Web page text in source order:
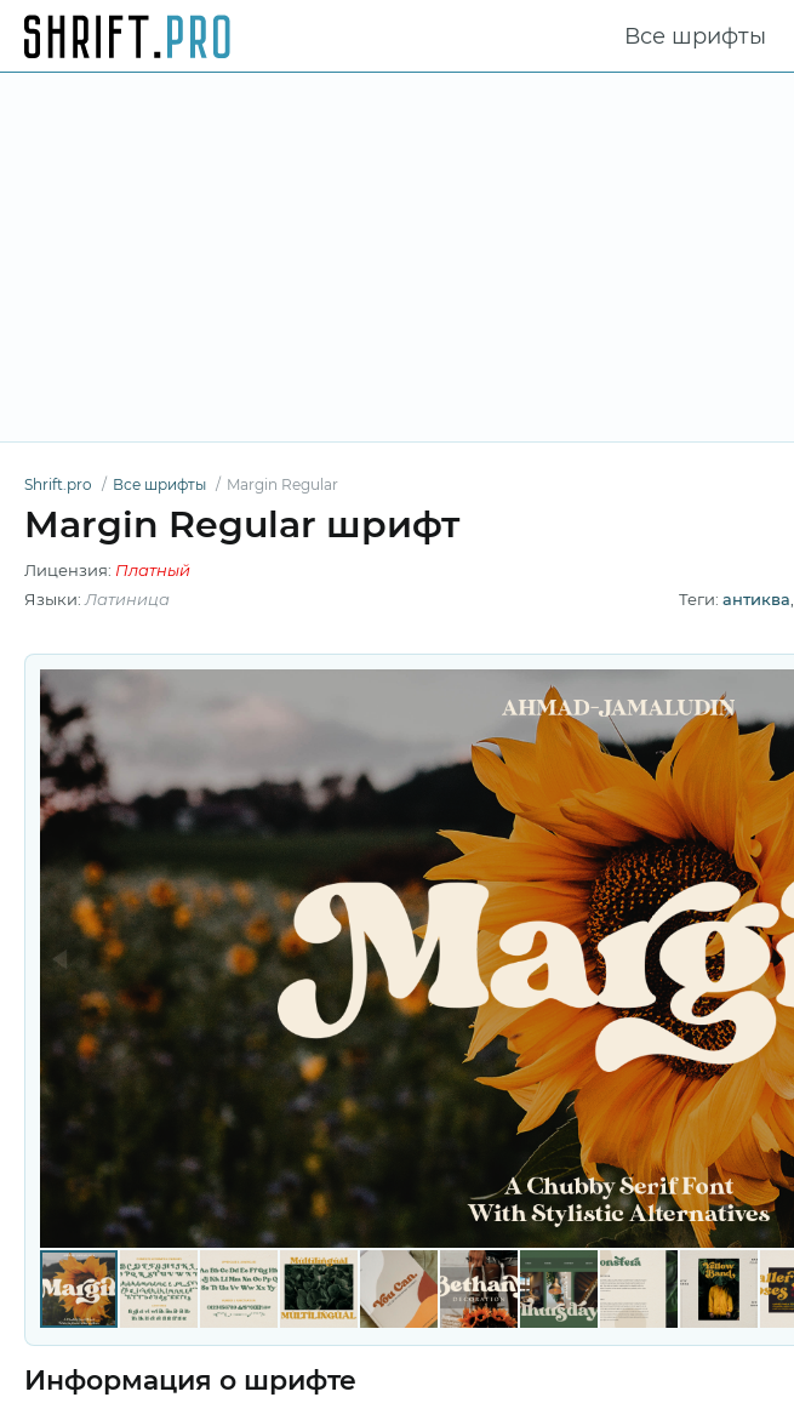
Все шрифты
Shrift.pro Все шрифты Margin Regular
Margin Regular шрифт
Лицензия: Платный
Языки: Латиница Теги: антиква
Информация о шрифте